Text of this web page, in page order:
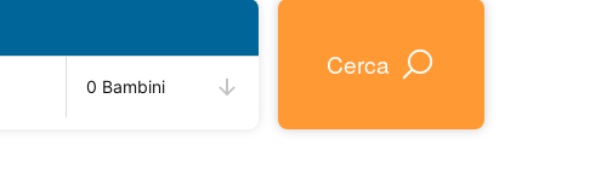
0 Bambini
Cerca